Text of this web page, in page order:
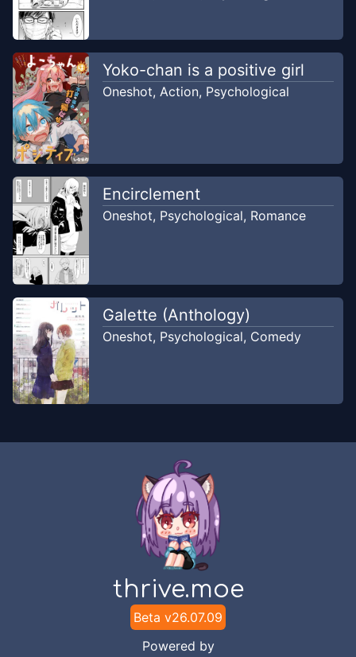
Yoko-chan is a positive girl
Oneshot, Action, Psychological
Encirclement
Oneshot, Psychological, Romance
Galette (Anthology)
Oneshot, Psychological, Comedy
thrive.moe
Beta v26.07.09
Powered by